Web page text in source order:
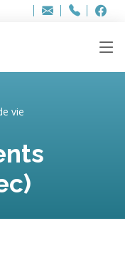
Adresse
info..hâthe..
Tel.
Tel.
vie